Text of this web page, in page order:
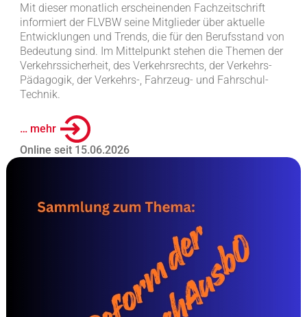
Mit dieser monatlich erscheinenden Fachzeitschrift
informiert der FLVBW seine Mitglieder über aktuelle
Entwicklungen und Trends, die für den Berufsstand von
Bedeutung sind. Im Mittelpunkt stehen die Themen der
Verkehrssicherheit, des Verkehrsrechts, der Verkehrs-
Pädagogik, der Verkehrs-, Fahrzeug- und Fahrschul-
Technik.
… mehr
Online seit 15.06.2026